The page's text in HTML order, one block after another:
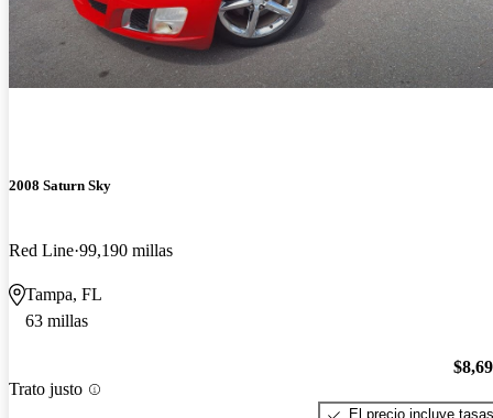
2008 Saturn Sky
Red Line 99,190 millas
Tampa, FL
63 millas
Trato justo
El precio incluye tasas